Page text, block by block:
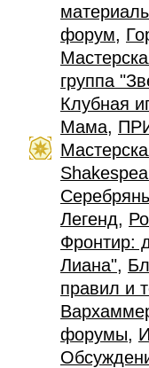
форум,
группа
Клубная
Мама,
Легенд,
Фронтир:
Лиана",
правил и
форумы,